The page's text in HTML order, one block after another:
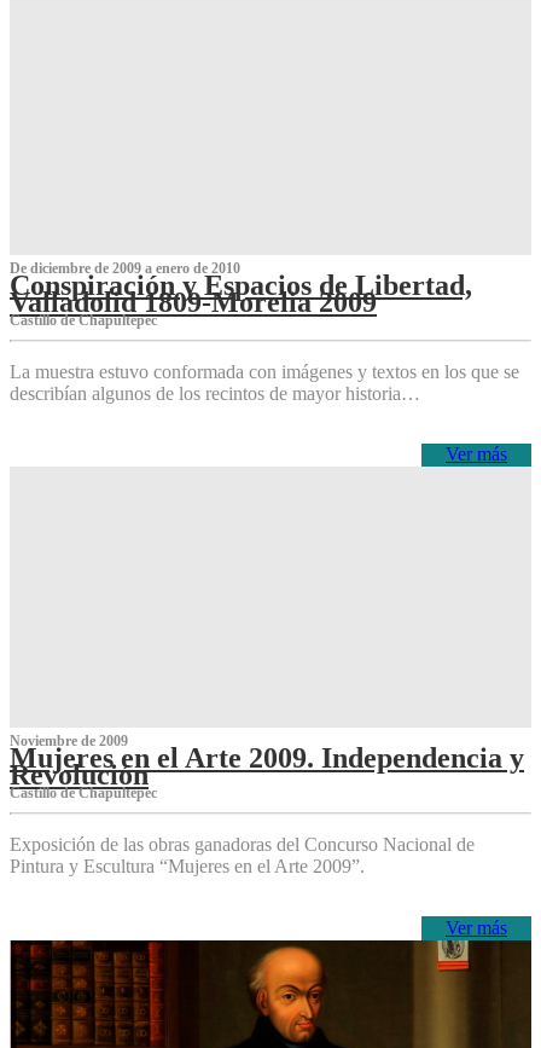
De diciembre de 2009 a enero de 2010
Conspiración y Espacios de Libertad,
Valladolid 1809-Morelia 2009
Castillo de Chapultepec
La muestra estuvo conformada con imágenes y textos en los que se
describían algunos de los recintos de mayor historia…
Ver más
Noviembre de 2009
Mujeres en el Arte 2009. Independencia y
Revolución
Castillo de Chapultepec
Exposición de las obras ganadoras del Concurso Nacional de
Pintura y Escultura “Mujeres en el Arte 2009”.
Ver más